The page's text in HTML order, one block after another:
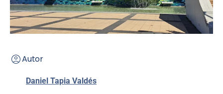
Autor
Daniel Tapia Valdés